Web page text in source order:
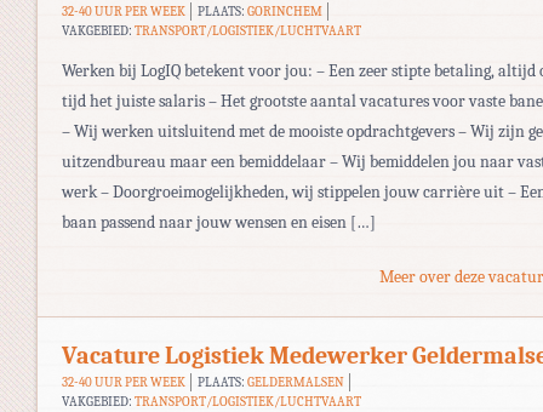
32-40 UUR PER WEEK PLAATS: GORINCHEM
VAKGEBIED: TRANSPORT/LOGISTIEK/LUCHTVAART
Werken bij LogIQ betekent voor jou: – Een zeer stipte betaling, altijd
tijd het juiste salaris – Het grootste aantal vacatures voor vaste
– Wij werken uitsluitend met de mooiste opdrachtgevers – Wij zijn
uitzendbureau maar een bemiddelaar – Wij bemiddelen jou naar
werk – Doorgroeimogelijkheden, wij stippelen jouw carrière uit –
baan passend naar jouw wensen en eisen […]
Meer over deze
Vacature Logistiek Medewerker
32-40 UUR PER WEEK PLAATS: GELDERMALSEN
VAKGEBIED: TRANSPORT/LOGISTIEK/LUCHTVAART